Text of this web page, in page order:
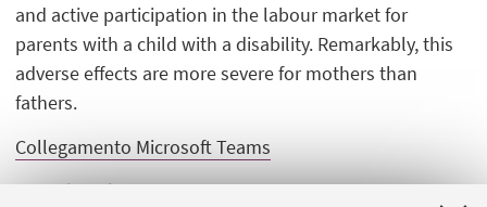
and active participation in the labour market for
parents with a child with a disability. Remarkably, this
adverse effects are more severe for mothers than
fathers.
Collegamento Microsoft Teams
Organizzazione